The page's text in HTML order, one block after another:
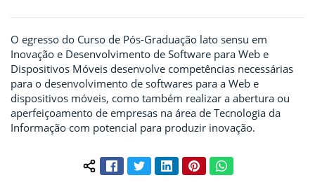
O egresso do Curso de Pós-Graduação lato sensu em
Inovação e Desenvolvimento de Software para Web e
Dispositivos Móveis desenvolve competências necessárias
para o desenvolvimento de softwares para a Web e
dispositivos móveis, como também realizar a abertura ou
aperfeiçoamento de empresas na área de Tecnologia da
Informação com potencial para produzir inovação.
Compartilhar conteúdo:
FacebookTwitterLinkedInPinterestWhatsApp